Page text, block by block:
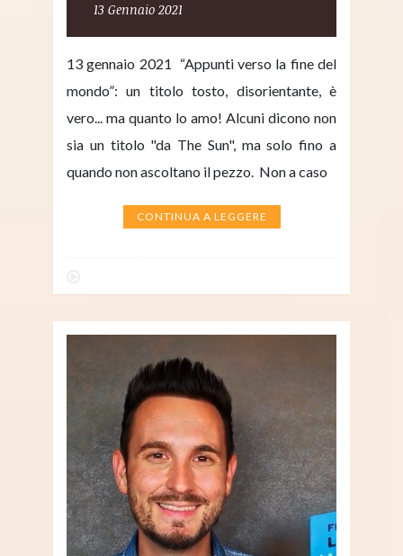
13 Gennaio 2021
13 gennaio 2021 “Appunti verso la fine del
mondo”: un titolo tosto, disorientante, è
vero... ma quanto lo amo! Alcuni dicono non
sia un titolo "da The Sun", ma solo fino a
quando non ascoltano il pezzo. Non a caso
CONTINUA A LEGGERE